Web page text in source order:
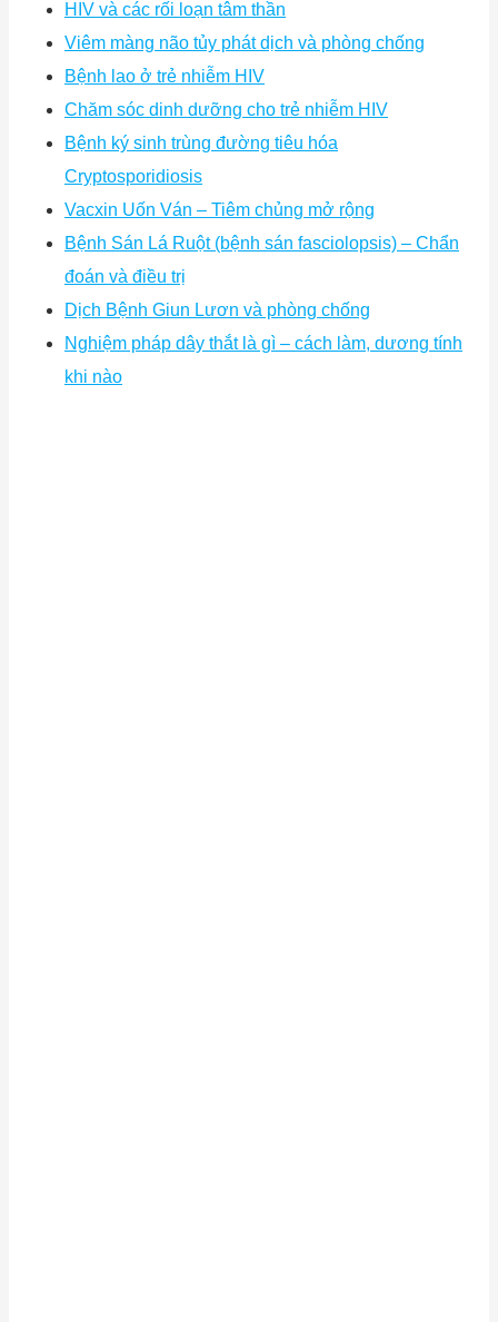
HIV và các rối loạn tâm thần
Viêm màng não tủy phát dịch và phòng chống
Bệnh lao ở trẻ nhiễm HIV
Chăm sóc dinh dưỡng cho trẻ nhiễm HIV
Bệnh ký sinh trùng đường tiêu hóa
Cryptosporidiosis
Vacxin Uốn Ván – Tiêm chủng mở rộng
Bệnh Sán Lá Ruột (bệnh sán fasciolopsis) – Chẩn
đoán và điều trị
Dịch Bệnh Giun Lươn và phòng chống
Nghiệm pháp dây thắt là gì – cách làm, dương tính
khi nào